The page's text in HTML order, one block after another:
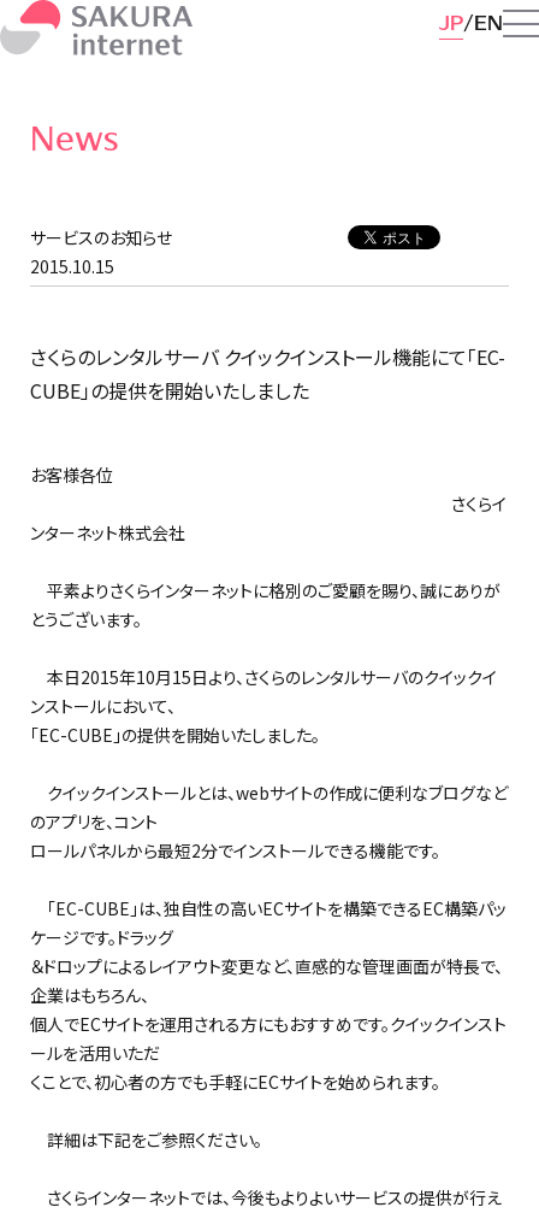
JP EN
News
サービスのお知らせ
2015.10.15
さくらのレンタルサーバ クイックインストール機能にて「EC-
CUBE」の提供を開始いたしました
お客様各位
さくらイ
ンターネット株式会社
平素よりさくらインターネットに格別のご愛顧を賜り、誠にありが
とうございます。
本日2015年10月15日より、さくらのレンタルサーバのクイックイ
ンストールにおいて、
「EC-CUBE」の提供を開始いたしました。
クイックインストールとは、webサイトの作成に便利なブログなど
のアプリを、コント
ロールパネルから最短2分でインストールできる機能です。
「EC-CUBE」は、独自性の高いECサイトを構築できるEC構築パッ
ケージです。ドラッグ
＆ドロップによるレイアウト変更など、直感的な管理画面が特長で、
企業はもちろん、
個人でECサイトを運用される方にもおすすめです。クイックインスト
ールを活用いただ
くことで、初心者の方でも手軽にECサイトを始められます。
詳細は下記をご参照ください。
さくらインターネットでは、今後もよりよいサービスの提供が行え